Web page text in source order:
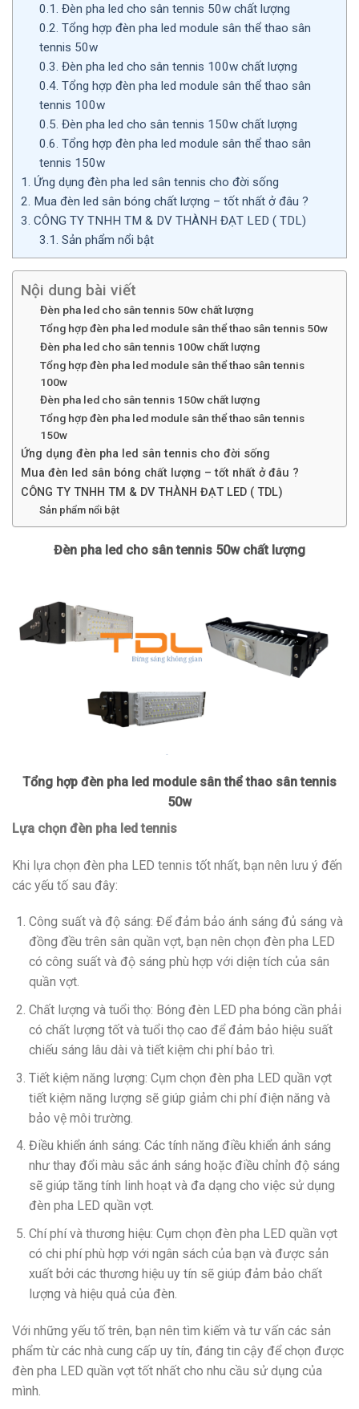
0.1. Đèn pha led cho sân tennis 50w chất lượng
0.2. Tổng hợp đèn pha led module sân thể thao sân
tennis 50w
0.3. Đèn pha led cho sân tennis 100w chất lượng
0.4. Tổng hợp đèn pha led module sân thể thao sân
tennis 100w
0.5. Đèn pha led cho sân tennis 150w chất lượng
0.6. Tổng hợp đèn pha led module sân thể thao sân
tennis 150w
1. Ứng dụng đèn pha led sân tennis cho đời sống
2. Mua đèn led sân bóng chất lượng – tốt nhất ở đâu ?
3. CÔNG TY TNHH TM & DV THÀNH ĐẠT LED ( TDL)
3.1. Sản phẩm nổi bật
Nội dung bài viết
Đèn pha led cho sân tennis 50w chất lượng
Tổng hợp đèn pha led module sân thể thao sân tennis 50w
Đèn pha led cho sân tennis 100w chất lượng
Tổng hợp đèn pha led module sân thể thao sân tennis
100w
Đèn pha led cho sân tennis 150w chất lượng
Tổng hợp đèn pha led module sân thể thao sân tennis
150w
Ứng dụng đèn pha led sân tennis cho đời sống
Mua đèn led sân bóng chất lượng – tốt nhất ở đâu ?
CÔNG TY TNHH TM & DV THÀNH ĐẠT LED ( TDL)
Sản phẩm nổi bật
Đèn pha led cho sân tennis 50w chất lượng
Tổng hợp đèn pha led module sân thể thao sân tennis
50w
Lựa chọn đèn pha led tennis
Khi lựa chọn đèn pha LED tennis tốt nhất, bạn nên lưu ý đến
các yếu tố sau đây:
Công suất và độ sáng: Để đảm bảo ánh sáng đủ sáng và
đồng đều trên sân quần vợt, bạn nên chọn đèn pha LED
có công suất và độ sáng phù hợp với diện tích của sân
quần vợt.
Chất lượng và tuổi thọ: Bóng đèn LED pha bóng cần phải
có chất lượng tốt và tuổi thọ cao để đảm bảo hiệu suất
chiếu sáng lâu dài và tiết kiệm chi phí bảo trì.
Tiết kiệm năng lượng: Cụm chọn đèn pha LED quần vợt
tiết kiệm năng lượng sẽ giúp giảm chi phí điện năng và
bảo vệ môi trường.
Điều khiển ánh sáng: Các tính năng điều khiển ánh sáng
như thay đổi màu sắc ánh sáng hoặc điều chỉnh độ sáng
sẽ giúp tăng tính linh hoạt và đa dạng cho việc sử dụng
đèn pha LED quần vợt.
Chí phí ​​và thương hiệu: Cụm chọn đèn pha LED quần vợt
có chi phí phù hợp với ngân sách của bạn và được sản
xuất bởi các thương hiệu uy tín sẽ giúp đảm bảo chất
lượng và hiệu quả của đèn.
Với những yếu tố trên, bạn nên tìm kiếm và tư vấn các sản
phẩm từ các nhà cung cấp uy tín, đáng tin cậy để chọn được
đèn pha LED quần vợt tốt nhất cho nhu cầu sử dụng của
mình.